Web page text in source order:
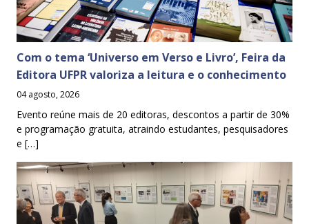
Com o tema ‘Universo em Verso e Livro’, Feira da
Editora UFPR valoriza a leitura e o conhecimento
04 agosto, 2026
Evento reúne mais de 20 editoras, descontos a partir de 30%
e programação gratuita, atraindo estudantes, pesquisadores
e […]